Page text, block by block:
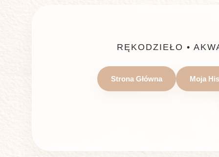
RĘKODZIEŁO •
Strona Główna Moja